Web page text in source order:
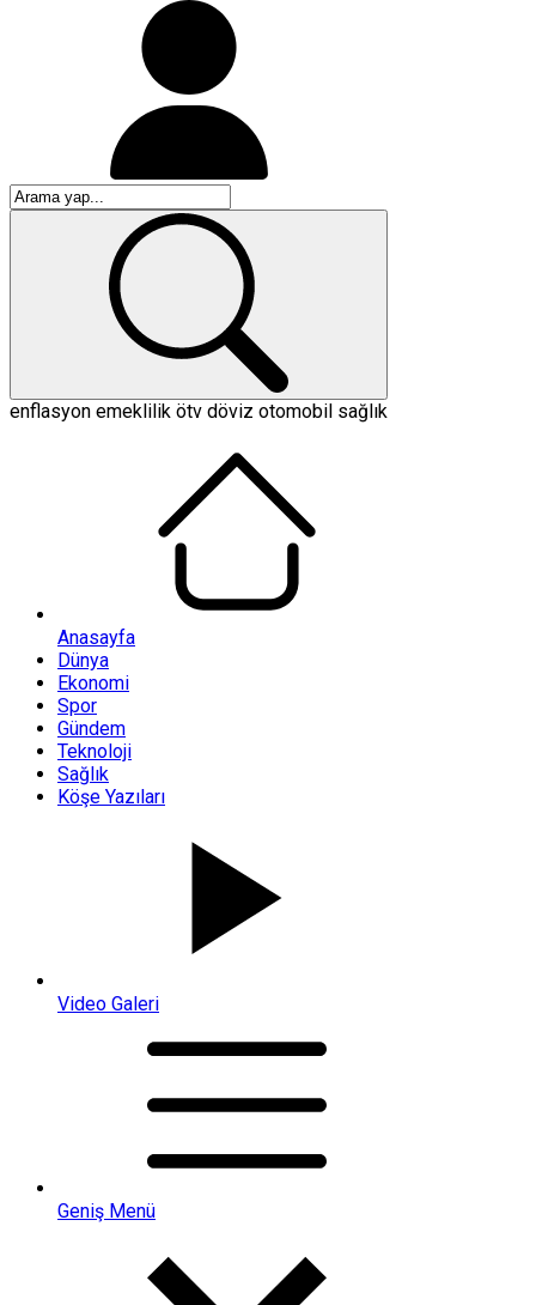
enflasyon emeklilik ötv döviz otomobil sağlık
Anasayfa
Dünya
Ekonomi
Spor
Gündem
Teknoloji
Sağlık
Köşe Yazıları
Video Galeri
Geniş Menü